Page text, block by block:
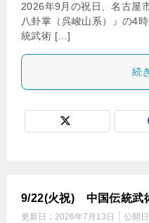
2026年9月の祝日、名古屋
八卦掌（呉峻山系）』の4
統武術 […]
続
9/22(火祝) 中国伝統武
更新日： 2026年7月13日 公開日